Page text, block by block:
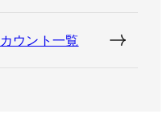
ウント一覧